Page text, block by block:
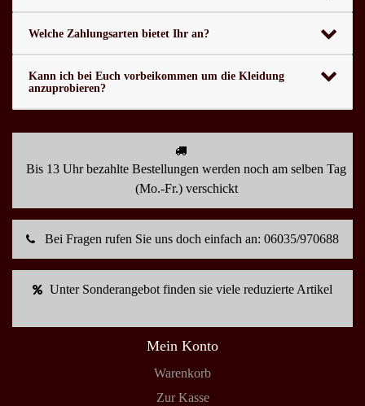
Welche Zahlungsarten bietet Ihr an?
Kann ich bei Euch vorbeikommen um die Kleidung
anzuprobieren?
Bis 13 Uhr bezahlte Bestellungen werden noch am selben Tag
(Mo.-Fr.) verschickt
Bei Fragen rufen Sie uns doch einfach an: 06035/970688
Unter Sonderangebot finden sie viele reduzierte Artikel
Mein Konto
Warenkorb
Zur Kasse